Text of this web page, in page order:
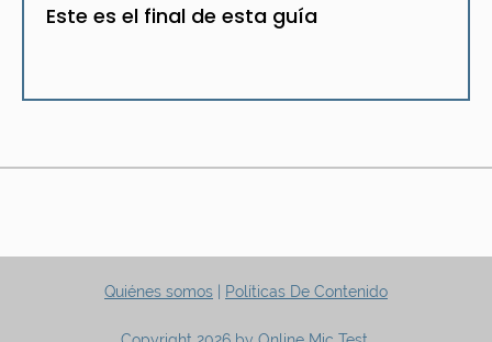
Este es el final de esta guía
Quiénes somos Políticas De Contenido